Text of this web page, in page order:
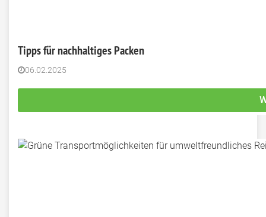
Tipps für nachhaltiges Packen
06.02.2025